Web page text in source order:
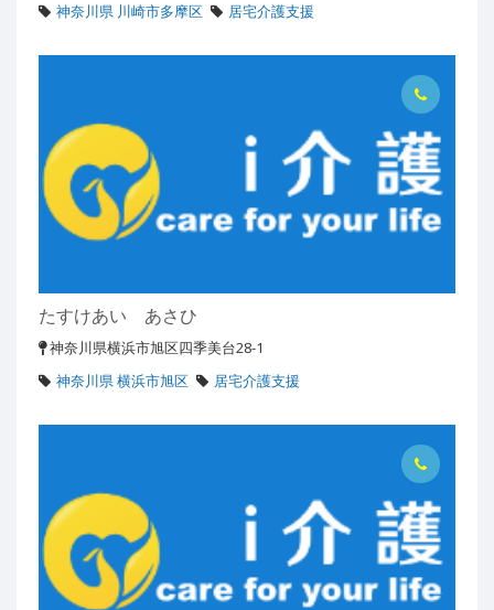
神奈川県 川崎市多摩区
居宅介護支援
たすけあい あさひ
神奈川県横浜市旭区四季美台28-1
神奈川県 横浜市旭区
居宅介護支援